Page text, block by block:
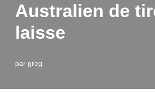
Australien de
laisse
par greg